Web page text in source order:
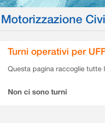
Turni operativi per
Questa pagina raccoglie tutte
Non ci sono turni